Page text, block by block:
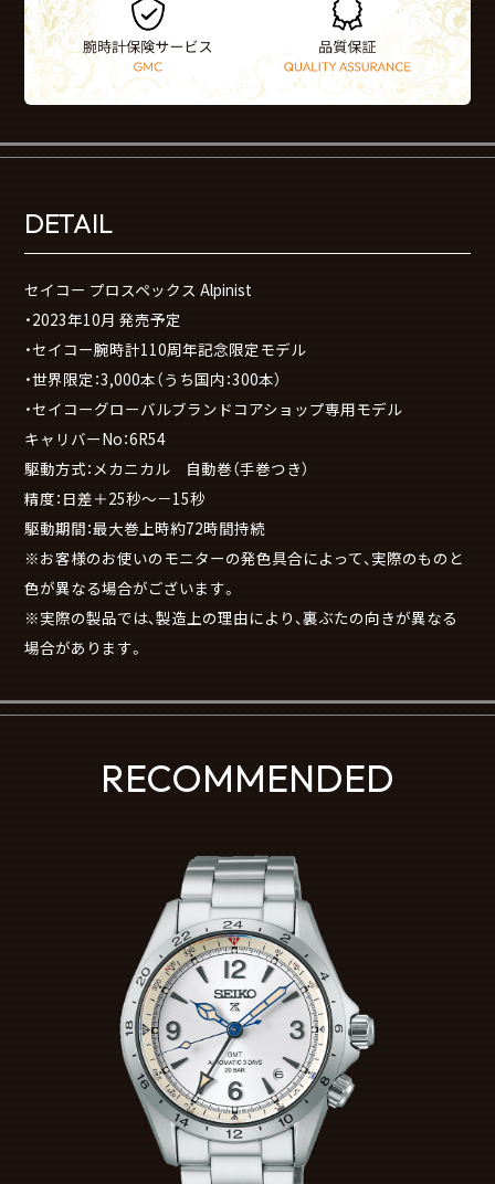
DETAIL
セイコー プロスペックス Alpinist
・2023年10月 発売予定
・セイコー腕時計110周年記念限定モデル
・世界限定：3,000本（うち国内：300本）
・セイコーグローバルブランドコアショップ専用モデル
キャリバーNo：6R54
駆動方式：メカニカル 自動巻（手巻つき）
精度：日差＋25秒～－15秒
駆動期間：最大巻上時約72時間持続
※お客様のお使いのモニターの発色具合によって、実際のものと
色が異なる場合がございます。
※実際の製品では、製造上の理由により、裏ぶたの向きが異なる
場合があります。
RECOMMENDED